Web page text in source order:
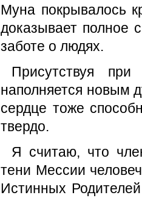
Муна покрывалось
доказывает полное
заботе о людях.
Присутствуя
наполняется новым
сердце тоже
твердо.
Я считаю, что
тени Мессии
Истинных